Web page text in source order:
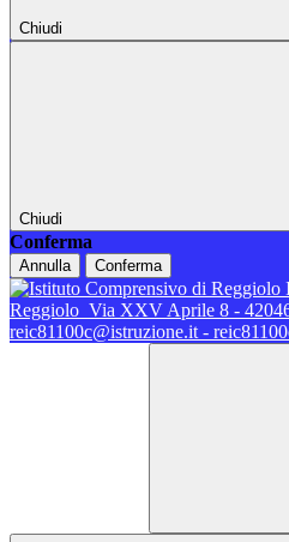
Chiudi
Chiudi
Conferma
Annulla Conferma
Reggiolo Via XXV Aprile 8 -
reic81100c@istruzione.it -